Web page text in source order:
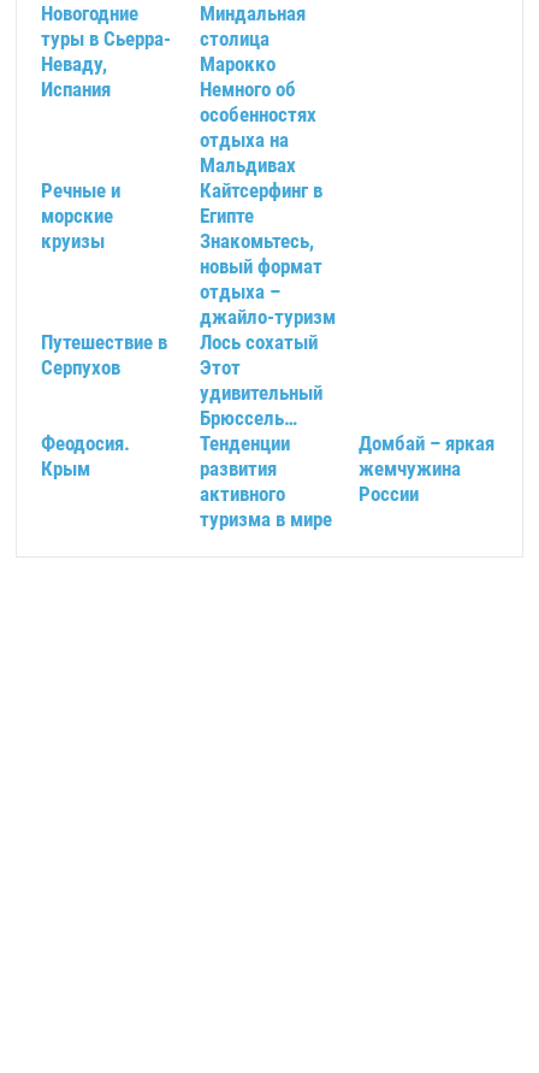
Новогодние
туры в Сьерра-
Неваду,
Испания
Миндальная
столица
Марокко
Немного об
особенностях
отдыха на
Мальдивах
Речные и
морские
круизы
Кайтсерфинг в
Египте
Знакомьтесь,
новый формат
отдыха –
джайло-туризм
Путешествие в
Серпухов
Лось сохатый
Этот
удивительный
Брюссель…
Феодосия.
Крым
Тенденции
развития
активного
туризма в мире
Домбай – яркая
жемчужина
России